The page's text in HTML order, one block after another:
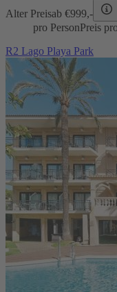
Alter Preisab €999,-
pro PersonPreis
R2 Lago Playa Park